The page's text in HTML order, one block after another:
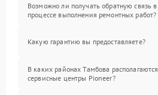
Возможно ли получать обратную связь в
процессе выполнения ремонтных работ?
Какую гарантию вы предоставляете?
В каких районах Тамбова располагаются
сервисные центры Pioneer?